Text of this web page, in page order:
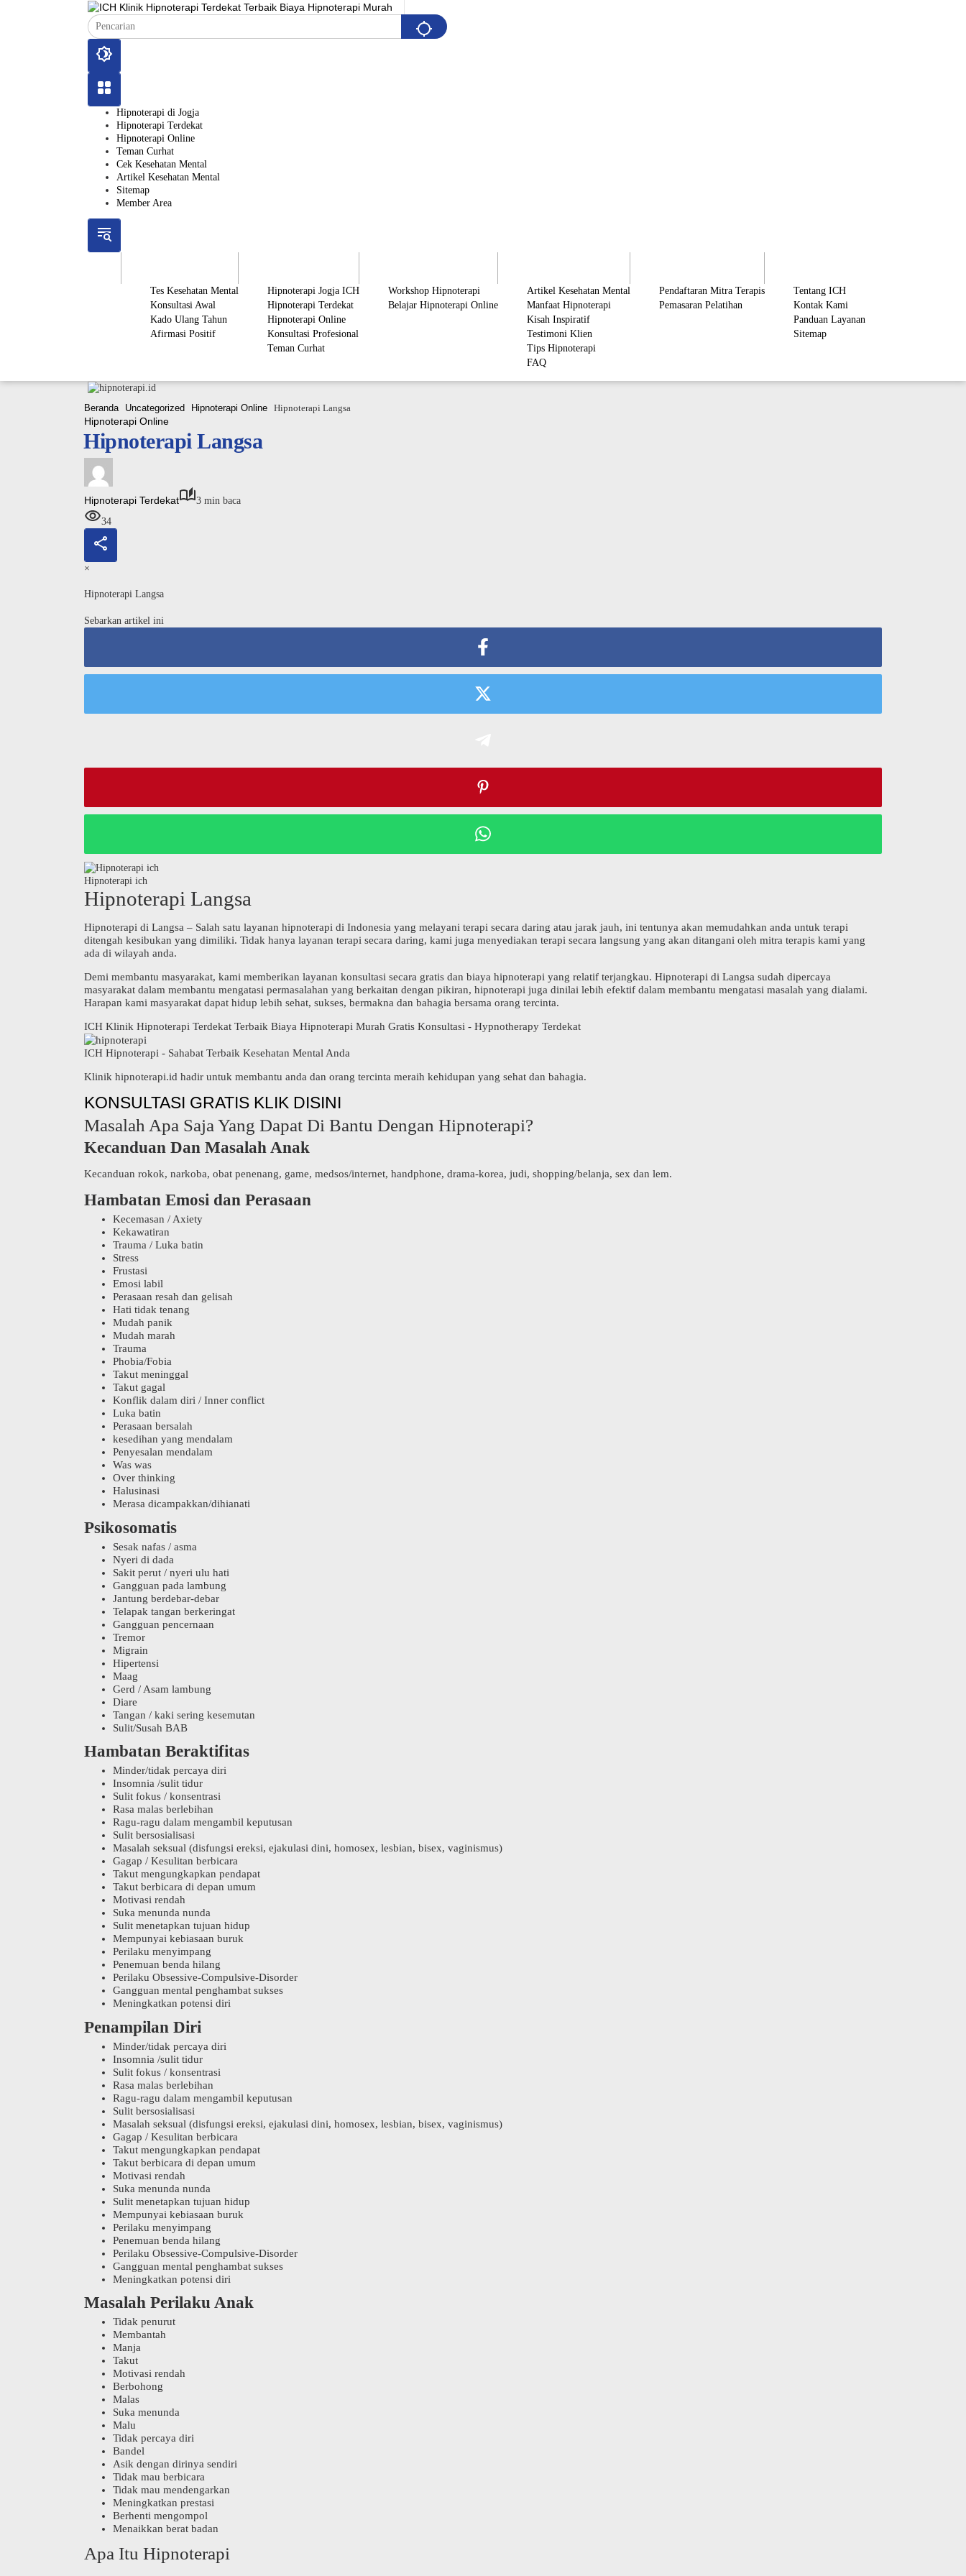
Hipnoterapi di Jogja
Hipnoterapi Terdekat
Hipnoterapi Online
Teman Curhat
Cek Kesehatan Mental
Artikel Kesehatan Mental
Sitemap
Member Area
Tes Kesehatan Mental
Konsultasi Awal
Kado Ulang Tahun
Afirmasi Positif
Hipnoterapi Jogja ICH
Hipnoterapi Terdekat
Hipnoterapi Online
Konsultasi Profesional
Teman Curhat
Workshop Hipnoterapi
Belajar Hipnoterapi Online
Artikel Kesehatan Mental
Manfaat Hipnoterapi
Kisah Inspiratif
Testimoni Klien
Tips Hipnoterapi
FAQ
Pendaftaran Mitra Terapis
Pemasaran Pelatihan
Tentang ICH
Kontak Kami
Panduan Layanan
Sitemap
Beranda Uncategorized Hipnoterapi Online Hipnoterapi Langsa
Hipnoterapi Online
Hipnoterapi Langsa
Hipnoterapi Terdekat
3 min baca
34
×
Hipnoterapi Langsa
Sebarkan artikel ini
Hipnoterapi ich
Hipnoterapi Langsa
Hipnoterapi di Langsa – Salah satu layanan hipnoterapi di Indonesia yang melayani terapi secara daring atau jarak jauh, ini tentunya akan memudahkan anda untuk terapi
ditengah kesibukan yang dimiliki. Tidak hanya layanan terapi secara daring, kami juga menyediakan terapi secara langsung yang akan ditangani oleh mitra terapis kami yang
ada di wilayah anda.
Demi membantu masyarakat, kami memberikan layanan konsultasi secara gratis dan biaya hipnoterapi yang relatif terjangkau. Hipnoterapi di Langsa sudah dipercaya
masyarakat dalam membantu mengatasi permasalahan yang berkaitan dengan pikiran, hipnoterapi juga dinilai lebih efektif dalam membantu mengatasi masalah yang dialami.
Harapan kami masyarakat dapat hidup lebih sehat, sukses, bermakna dan bahagia bersama orang tercinta.
ICH Klinik Hipnoterapi Terdekat Terbaik Biaya Hipnoterapi Murah Gratis Konsultasi - Hypnotherapy Terdekat
ICH Hipnoterapi - Sahabat Terbaik Kesehatan Mental Anda
Klinik hipnoterapi.id hadir untuk membantu anda dan orang tercinta meraih kehidupan yang sehat dan bahagia.
KONSULTASI GRATIS KLIK DISINI
Masalah Apa Saja Yang Dapat Di Bantu Dengan Hipnoterapi?
Kecanduan Dan Masalah Anak
Kecanduan rokok, narkoba, obat penenang, game, medsos/internet, handphone, drama-korea, judi, shopping/belanja, sex dan lem.
Hambatan Emosi dan Perasaan
Kecemasan / Axiety
Kekawatiran
Trauma / Luka batin
Stress
Frustasi
Emosi labil
Perasaan resah dan gelisah
Hati tidak tenang
Mudah panik
Mudah marah
Trauma
Phobia/Fobia
Takut meninggal
Takut gagal
Konflik dalam diri / Inner conflict
Luka batin
Perasaan bersalah
kesedihan yang mendalam
Penyesalan mendalam
Was was
Over thinking
Halusinasi
Merasa dicampakkan/dihianati
Psikosomatis
Sesak nafas / asma
Nyeri di dada
Sakit perut / nyeri ulu hati
Gangguan pada lambung
Jantung berdebar-debar
Telapak tangan berkeringat
Gangguan pencernaan
Tremor
Migrain
Hipertensi
Maag
Gerd / Asam lambung
Diare
Tangan / kaki sering kesemutan
Sulit/Susah BAB
Hambatan Beraktifitas
Minder/tidak percaya diri
Insomnia /sulit tidur
Sulit fokus / konsentrasi
Rasa malas berlebihan
Ragu-ragu dalam mengambil keputusan
Sulit bersosialisasi
Masalah seksual (disfungsi ereksi, ejakulasi dini, homosex, lesbian, bisex, vaginismus)
Gagap / Kesulitan berbicara
Takut mengungkapkan pendapat
Takut berbicara di depan umum
Motivasi rendah
Suka menunda nunda
Sulit menetapkan tujuan hidup
Mempunyai kebiasaan buruk
Perilaku menyimpang
Penemuan benda hilang
Perilaku Obsessive-Compulsive-Disorder
Gangguan mental penghambat sukses
Meningkatkan potensi diri
Penampilan Diri
Minder/tidak percaya diri
Insomnia /sulit tidur
Sulit fokus / konsentrasi
Rasa malas berlebihan
Ragu-ragu dalam mengambil keputusan
Sulit bersosialisasi
Masalah seksual (disfungsi ereksi, ejakulasi dini, homosex, lesbian, bisex, vaginismus)
Gagap / Kesulitan berbicara
Takut mengungkapkan pendapat
Takut berbicara di depan umum
Motivasi rendah
Suka menunda nunda
Sulit menetapkan tujuan hidup
Mempunyai kebiasaan buruk
Perilaku menyimpang
Penemuan benda hilang
Perilaku Obsessive-Compulsive-Disorder
Gangguan mental penghambat sukses
Meningkatkan potensi diri
Masalah Perilaku Anak
Tidak penurut
Membantah
Manja
Takut
Motivasi rendah
Berbohong
Malas
Suka menunda
Malu
Tidak percaya diri
Bandel
Asik dengan dirinya sendiri
Tidak mau berbicara
Tidak mau mendengarkan
Meningkatkan prestasi
Berhenti mengompol
Menaikkan berat badan
Apa Itu Hipnoterapi